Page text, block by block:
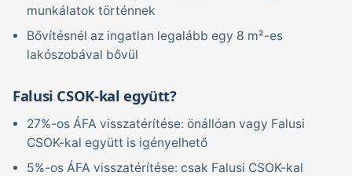
munkálatok történnek
Bővítésnél az ingatlan legalább egy 8 m²-es
lakószobával bővül
Falusi CSOK-kal együtt?
27%-os ÁFA visszatérítése: önállóan vagy Falusi
CSOK-kal együtt is igényelhető
5%-os ÁFA visszatérítése: csak Falusi CSOK-kal